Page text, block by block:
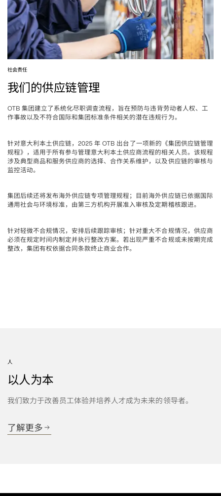
社会责任
我们的供应链管理
OTB 集团建立了系统化尽职调查流程，旨在预防与违背劳动者人权、工
作事故以及不符合国际和集团标准条件相关的潜在违规行为。
针对意大利本土供应链，2025 年 OTB 出台了一项新的《集团供应链管理
规程》，适用于所有参与管理意大利本土供应商流程的相关人员。该规程
涉及典型商品和服务供应商的选择、合作关系维护，以及供应链的审核与
监控活动。
集团后续还将发布海外供应链专项管理规程； 目前海外供应链已依据国际
通用社会与环境标准，由第三方机构开展准入审核及定期稽核跟进。
针对轻微不合规情况，安排后续跟踪审核；针对重大不合规情况，供应商
必须在规定时间内制定并执行整改方案。若出现严重不合规或未按期完成
整改，集团有权依据合同条款终止商业合作。
人
以人为本
我们致力于改善员工体验并培养人才成为未来的领导者。
了解更多